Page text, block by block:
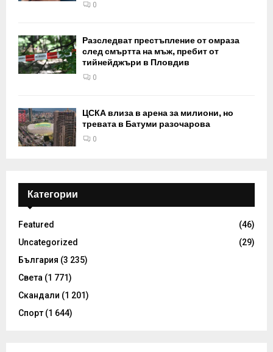
0
Разследват престъпление от омраза
след смъртта на мъж, пребит от
тийнейджъри в Пловдив
0
ЦСКА влиза в арена за милиони, но
тревата в Батуми разочарова
0
Категории
Featured
(46)
Uncategorized
(29)
България (3 235)
Света (1 771)
Скандали (1 201)
Спорт (1 644)